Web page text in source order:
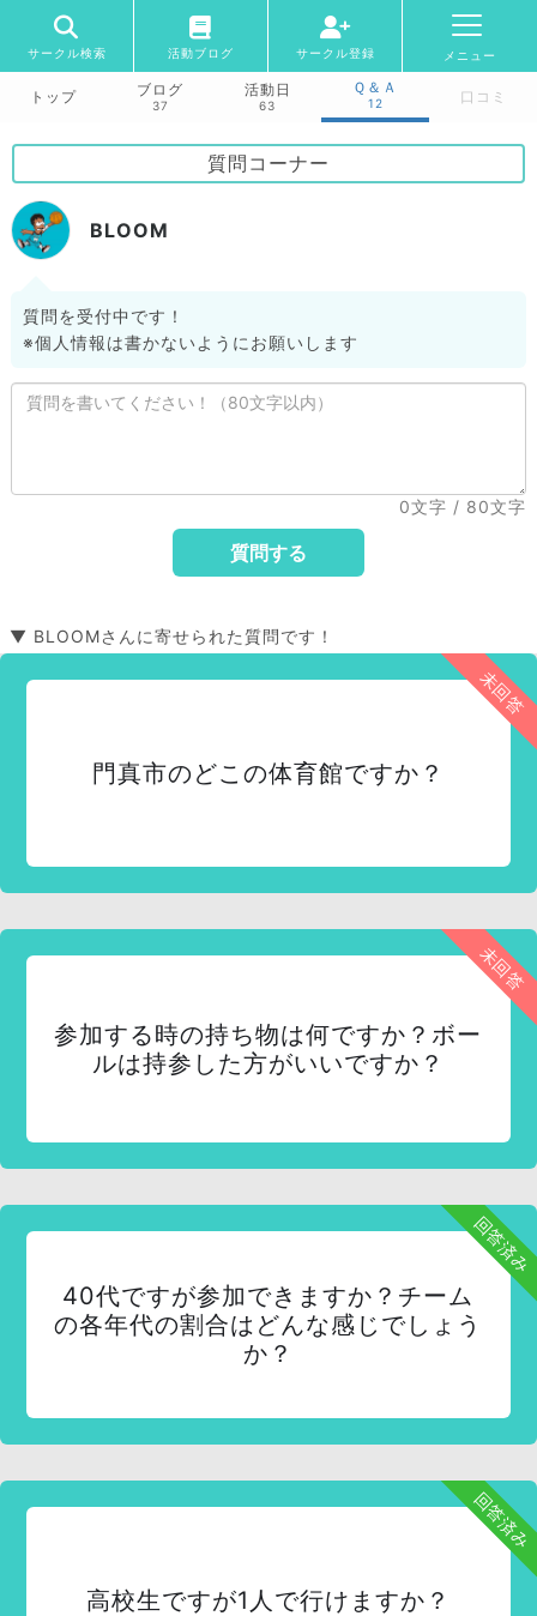
サークル検索 活動ブログ サークル登録 メニュー
トップ ブログ
37
活動日
63
Ｑ＆Ａ
12 口コミ
質問コーナー
BLOOM
質問を受付中です！
※個人情報は書かないようにお願いします
0文字 / 80文字
▼ BLOOMさんに寄せられた質問です！
未回答
門真市のどこの体育館ですか？
未回答
参加する時の持ち物は何ですか？ボー
ルは持参した方がいいですか？
回答済み
40代ですが参加できますか？チーム
の各年代の割合はどんな感じでしょう
か？
回答済み
高校生ですが1人で行けますか？